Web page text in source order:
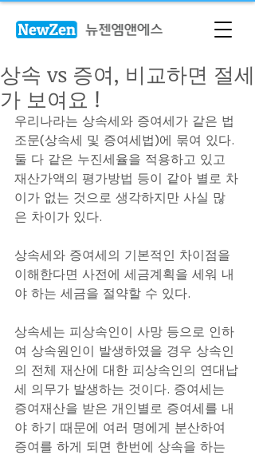
상속 vs 증여, 비교하면 절세
가 보여요 !
우리나라는 상속세와 증여세가 같은 법
조문(상속세 및 증여세법)에 묶여 있다.
둘 다 같은 누진세율을 적용하고 있고
재산가액의 평가방법 등이 같아 별로 차
이가 없는 것으로 생각하지만 사실 많
은 차이가 있다.
상속세와 증여세의 기본적인 차이점을
이해한다면 사전에 세금계획을 세워 내
야 하는 세금을 절약할 수 있다.
상속세는 피상속인이 사망 등으로 인하
여 상속원인이 발생하였을 경우 상속인
의 전체 재산에 대한 피상속인의 연대납
세 의무가 발생하는 것이다. 증여세는
증여재산을 받은 개인별로 증여세를 내
야 하기 때문에 여러 명에게 분산하여
증여를 하게 되면 한번에 상속을 하는